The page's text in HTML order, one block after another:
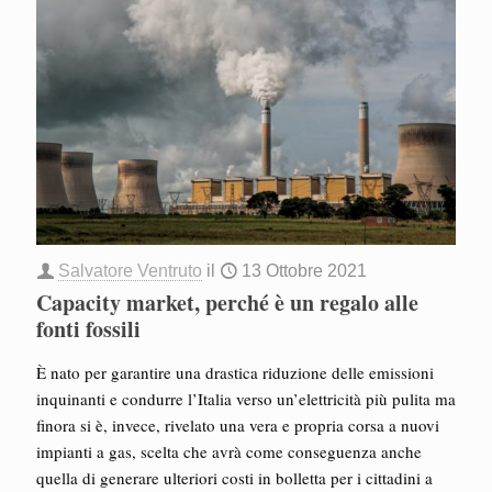
Salvatore Ventruto il 13 Ottobre 2021
Capacity market, perché è un regalo alle
fonti fossili
È nato per garantire una drastica riduzione delle emissioni
inquinanti e condurre l’Italia verso un’elettricità più pulita ma
finora si è, invece, rivelato una vera e propria corsa a nuovi
impianti a gas, scelta che avrà come conseguenza anche
quella di generare ulteriori costi in bolletta per i cittadini a